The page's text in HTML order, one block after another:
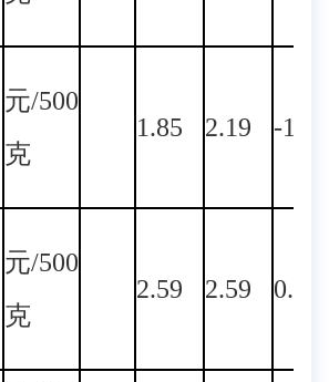
元/500
克
1.85 2.19 -
元/500
克
2.59 2.59 0.00